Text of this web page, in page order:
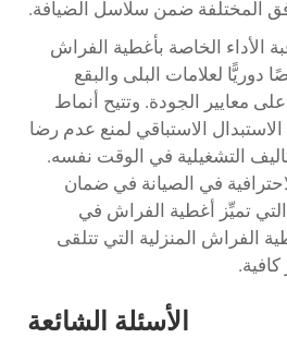
المختلفة ضمن سلاسل الضيافة.
الأداء الخاصة بأغطية الفراش
دوريًّا لعلامات البلى والبقع
معايير الجودة. وتتيح أنماط
الاستبدال الاستباقي لمنع عدم رضا
التشغيلية في الوقت نفسه.
في الصيانة في ضمان
التي تميِّز أغطية الفراش في
الفراش المنزلية التي تتلقى
الأسئلة الشائعة